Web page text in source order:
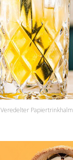
Veredelter Papiertrinkhalm